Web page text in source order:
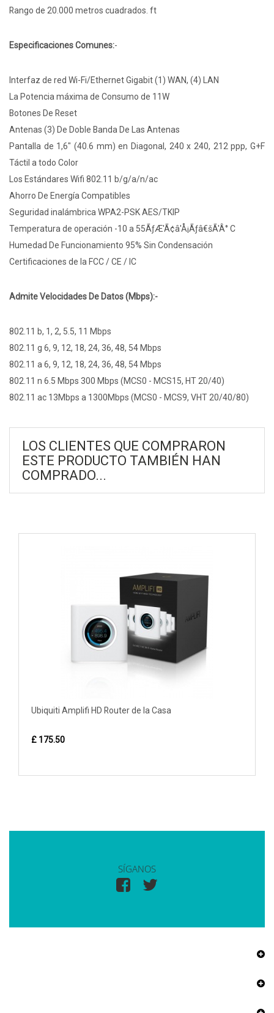
Rango de 20.000 metros cuadrados. ft
Especificaciones Comunes:-
Interfaz de red Wi-Fi/Ethernet Gigabit (1) WAN, (4) LAN
La Potencia máxima de Consumo de 11W
Botones De Reset
Antenas (3) De Doble Banda De Las Antenas
Pantalla de 1,6" (40.6 mm) en Diagonal, 240 x 240, 212 ppp, G+F
Táctil a todo Color
Los Estándares Wifi 802.11 b/g/a/n/ac
Ahorro De Energía Compatibles
Seguridad inalámbrica WPA2-PSK AES/TKIP
Temperatura de operación -10 a 55ÃƒÆ'Ã¢â'Å¡Ãƒâ€šÃ'Â° C
Humedad De Funcionamiento 95% Sin Condensación
Certificaciones de la FCC / CE / IC
Admite Velocidades De Datos (Mbps):-
802.11 b, 1, 2, 5.5, 11 Mbps
802.11 g 6, 9, 12, 18, 24, 36, 48, 54 Mbps
802.11 a 6, 9, 12, 18, 24, 36, 48, 54 Mbps
802.11 n 6.5 Mbps 300 Mbps (MCS0 - MCS15, HT 20/40)
802.11 ac 13Mbps a 1300Mbps (MCS0 - MCS9, VHT 20/40/80)
LOS CLIENTES QUE COMPRARON
ESTE PRODUCTO TAMBIÉN HAN
COMPRADO...
Ubiquiti Amplifi HD Router de la Casa
£ 175.50
SÍGANOS